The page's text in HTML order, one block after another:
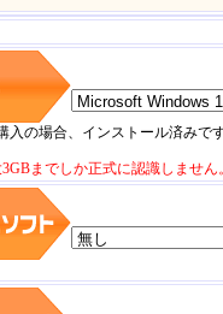
入の場合、インストール済みで
までしか正式に認識しません。